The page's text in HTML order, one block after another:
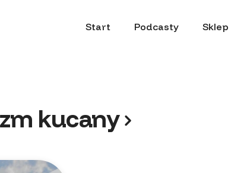
Start Podcasty Sklep
kucany